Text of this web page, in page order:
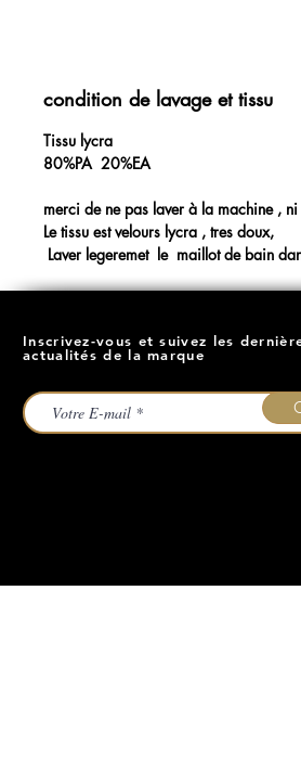
condition de lavage et tissu
Tissu lycra
80%PA 20%EA
merci de ne pas laver à la machine ,
Le tissu est velours lycra , tres doux,
Laver legeremet le maillot de bain
Inscrivez-vous et suivez les
actualités de la marque